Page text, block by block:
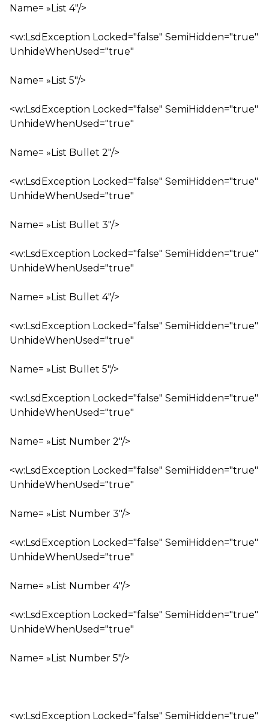
Name= »List 4″/>
<w:LsdException Locked="false" SemiHidden="true"
UnhideWhenUsed="true"
Name= »List 5″/>
<w:LsdException Locked="false" SemiHidden="true"
UnhideWhenUsed="true"
Name= »List Bullet 2″/>
<w:LsdException Locked="false" SemiHidden="true"
UnhideWhenUsed="true"
Name= »List Bullet 3″/>
<w:LsdException Locked="false" SemiHidden="true"
UnhideWhenUsed="true"
Name= »List Bullet 4″/>
<w:LsdException Locked="false" SemiHidden="true"
UnhideWhenUsed="true"
Name= »List Bullet 5″/>
<w:LsdException Locked="false" SemiHidden="true"
UnhideWhenUsed="true"
Name= »List Number 2″/>
<w:LsdException Locked="false" SemiHidden="true"
UnhideWhenUsed="true"
Name= »List Number 3″/>
<w:LsdException Locked="false" SemiHidden="true"
UnhideWhenUsed="true"
Name= »List Number 4″/>
<w:LsdException Locked="false" SemiHidden="true"
UnhideWhenUsed="true"
Name= »List Number 5″/>
<w:LsdException Locked="false" SemiHidden="true"